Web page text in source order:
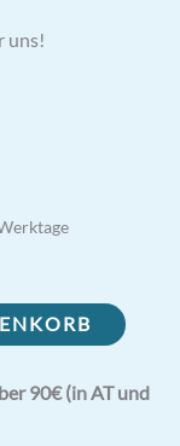
uns!
90€ (in AT und